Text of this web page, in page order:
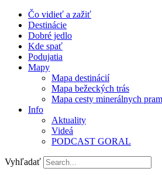
Čo vidieť a zažiť
Destinácie
Dobré jedlo
Kde spať
Podujatia
Mapy
Mapa destinácií
Mapa bežeckých trás
Mapa cesty minerálnych
Info
Aktuality
Videá
PODCAST GORAL
Vyhľadať